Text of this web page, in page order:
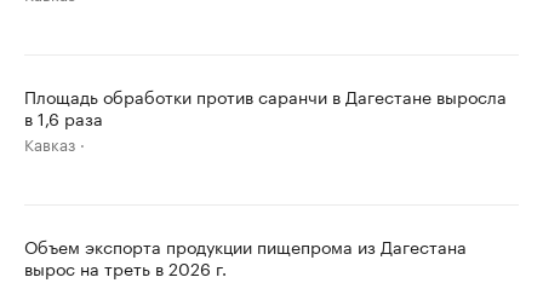
Площадь обработки против саранчи в Дагестане выросла
в 1,6 раза
Кавказ
Объем экспорта продукции пищепрома из Дагестана
вырос на треть в 2026 г.